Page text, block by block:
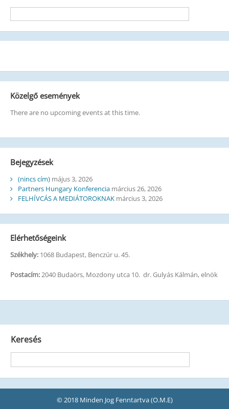
Közelgő események
There are no upcoming events at this time.
Bejegyzések
(nincs cím) május 3, 2026
Partners Hungary Konferencia március 26, 2026
FELHÍVCÁS A MEDIÁTOROKNAK március 3, 2026
Elérhetőségeink
Székhely:1068 Budapest, Benczúr u. 45.
Postacím:2040 Budaörs, Mozdony utca 10. dr. Gulyás Kálmán, elnök
Keresés
© 2018 Minden Jog Fenntartva (O.M.E)